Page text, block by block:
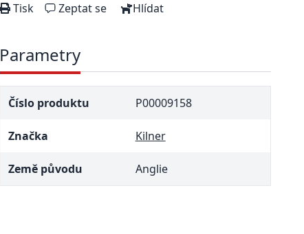
Tisk Zeptat se Hlídat
Parametry
Číslo produktu P00009158
Značka Kilner
Země původu Anglie